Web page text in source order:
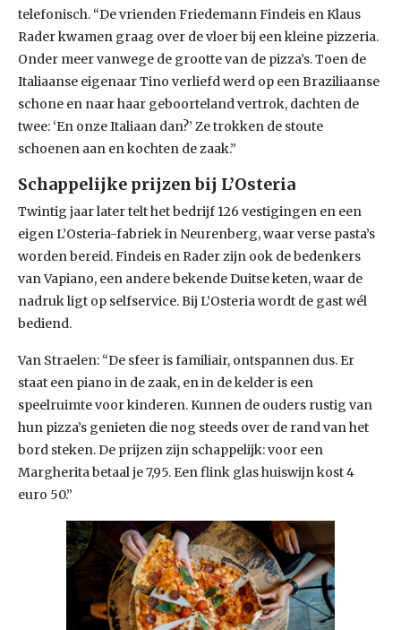
telefonisch. “De vrienden Friedemann Findeis en Klaus
Rader kwamen graag over de vloer bij een kleine pizzeria.
Onder meer vanwege de grootte van de pizza’s. Toen de
Italiaanse eigenaar Tino verliefd werd op een Braziliaanse
schone en naar haar geboorteland vertrok, dachten de
twee: ‘En onze Italiaan dan?’ Ze trokken de stoute
schoenen aan en kochten de zaak.”
Schappelijke prijzen bij L’Osteria
Twintig jaar later telt het bedrijf 126 vestigingen en een
eigen L’Osteria-fabriek in Neurenberg, waar verse pasta’s
worden bereid. Findeis en Rader zijn ook de bedenkers
van Vapiano, een andere bekende Duitse keten, waar de
nadruk ligt op selfservice. Bij L’Osteria wordt de gast wél
bediend.
Van Straelen: “De sfeer is familiair, ontspannen dus. Er
staat een piano in de zaak, en in de kelder is een
speelruimte voor kinderen. Kunnen de ouders rustig van
hun pizza’s genieten die nog steeds over de rand van het
bord steken. De prijzen zijn schappelijk: voor een
Margherita betaal je 7,95. Een flink glas huiswijn kost 4
euro 50.”